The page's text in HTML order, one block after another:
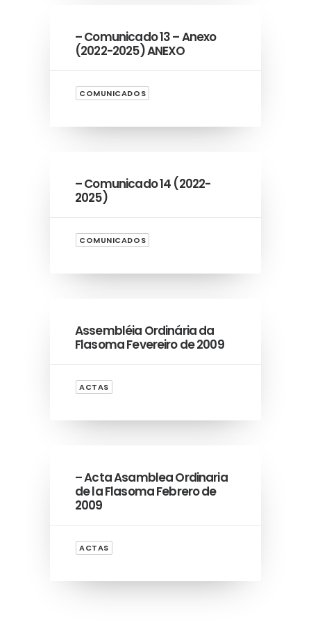
– Comunicado 13 – Anexo
(2022-2025) ANEXO
COMUNICADOS
– Comunicado 14 (2022-
2025)
COMUNICADOS
Assembléia Ordinária da
Flasoma Fevereiro de 2009
ACTAS
– Acta Asamblea Ordinaria
de la Flasoma Febrero de
2009
ACTAS